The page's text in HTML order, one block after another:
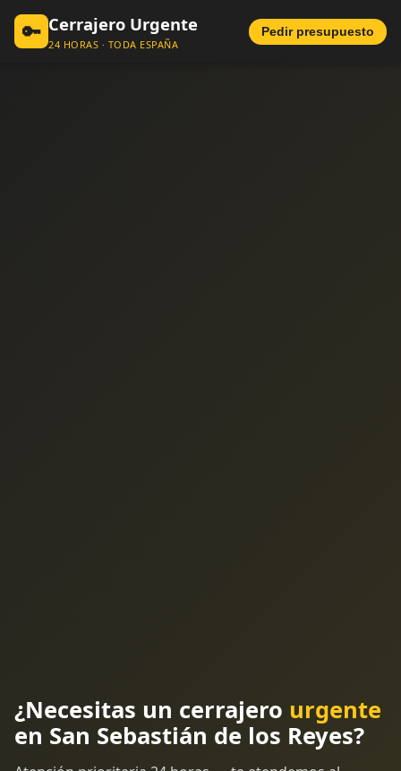
🔑 Cerrajero Urgente
24 HORAS · TODA ESPAÑA
Pedir presupuesto
¿Necesitas un cerrajero urgente
en San Sebastián de los Reyes?